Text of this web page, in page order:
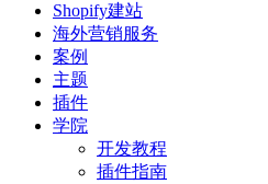
Shopify建站
海外营销服务
案例
主题
插件
学院
开发教程
插件指南